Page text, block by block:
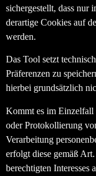
sichergestellt, dass nur
derartige Cookies auf
werden.
Das Tool setzt
Präferenzen zu
hierbei grundsätzlich
Kommt es im Einzelfall
oder Protokollierung
Verarbeitung
erfolgt diese gemäß
berechtigten Interesses